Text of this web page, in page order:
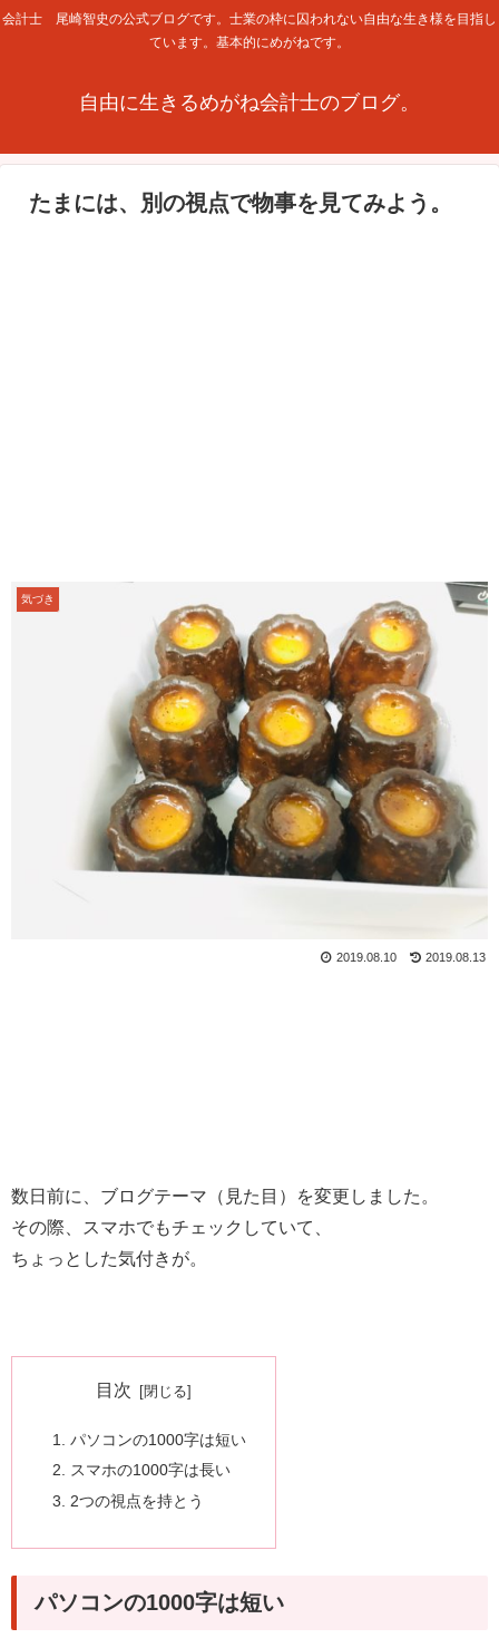
会計士 尾崎智史の公式ブログです。士業の枠に囚われない自由な生き様を目指し
ています。基本的にめがねです。
自由に生きるめがね会計士のブログ。
たまには、別の視点で物事を見てみよう。
気づき
2019.08.13
2019.08.10
数日前に、ブログテーマ（見た目）を変更しました。
その際、スマホでもチェックしていて、
ちょっとした気付きが。
目次
パソコンの1000字は短い
スマホの1000字は長い
2つの視点を持とう
パソコンの1000字は短い